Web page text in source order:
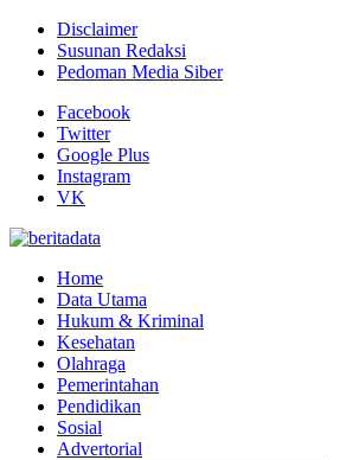
Disclaimer
Susunan Redaksi
Pedoman Media Siber
Facebook
Twitter
Google Plus
Instagram
VK
Home
Data Utama
Hukum & Kriminal
Kesehatan
Olahraga
Pemerintahan
Pendidikan
Sosial
Advertorial